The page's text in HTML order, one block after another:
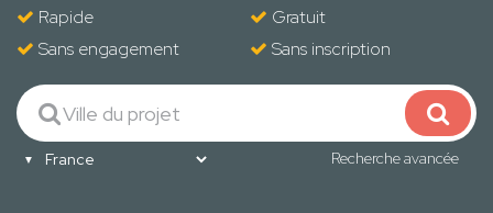
Rapide
Gratuit
Sans engagement
Sans inscription
Recherche avancée